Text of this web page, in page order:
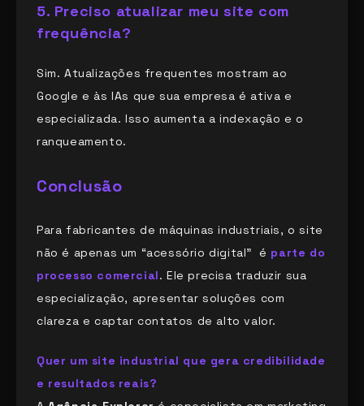
5. Preciso atualizar meu site com
frequência?
Sim. Atualizações frequentes mostram ao
Google e às IAs que sua empresa é ativa e
especializada. Isso aumenta a indexação e o
ranqueamento.
Conclusão
Para fabricantes de máquinas industriais, o site
não é apenas um “acessório digital” é parte do
processo comercial. Ele precisa traduzir sua
especialização, apresentar soluções com
clareza e captar contatos de alto valor.
Quer um site industrial que gera credibilidade
e resultados reais?